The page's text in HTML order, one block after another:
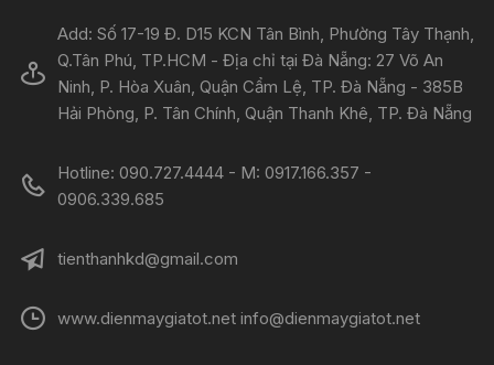
Add: Số 17-19 Đ. D15 KCN Tân Bình, Phường Tây Thạnh,
Q.Tân Phú, TP.HCM - Địa chỉ tại Đà Nẵng: 27 Võ An
Ninh, P. Hòa Xuân, Quận Cẩm Lệ, TP. Đà Nẵng - 385B
Hải Phòng, P. Tân Chính, Quận Thanh Khê, TP. Đà Nẵng
Hotline: 090.727.4444 - M: 0917.166.357 -
0906.339.685
tienthanhkd@gmail.com
www.dienmaygiatot.net info@dienmaygiatot.net